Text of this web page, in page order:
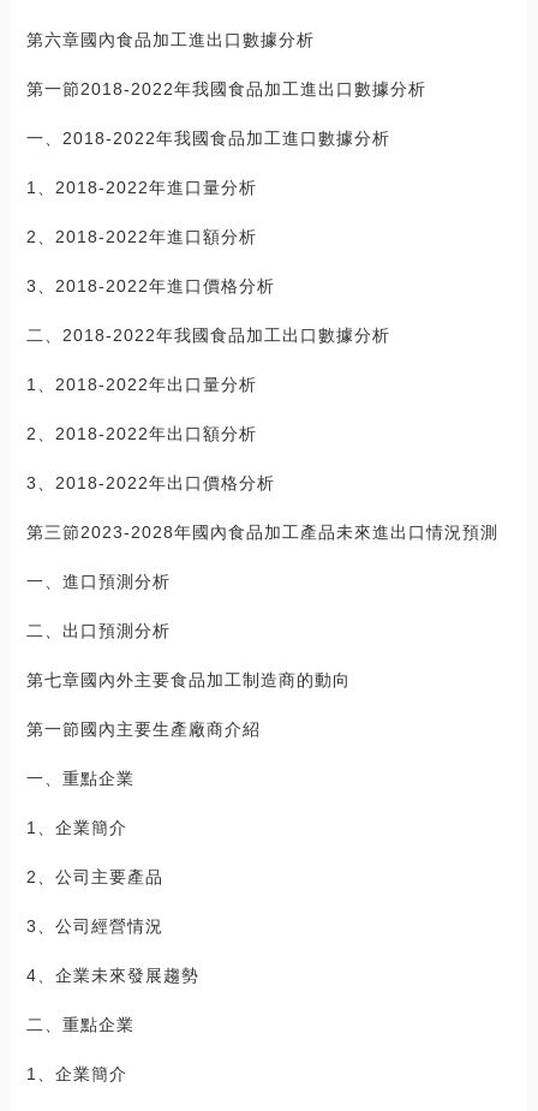
第六章國內食品加工進出口數據分析
第一節2018-2022年我國食品加工進出口數據分析
一、2018-2022年我國食品加工進口數據分析
1、2018-2022年進口量分析
2、2018-2022年進口額分析
3、2018-2022年進口價格分析
二、2018-2022年我國食品加工出口數據分析
1、2018-2022年出口量分析
2、2018-2022年出口額分析
3、2018-2022年出口價格分析
第三節2023-2028年國內食品加工產品未來進出口情況預測
一、進口預測分析
二、出口預測分析
第七章國內外主要食品加工制造商的動向
第一節國內主要生產廠商介紹
一、重點企業
1、企業簡介
2、公司主要產品
3、公司經營情況
4、企業未來發展趨勢
二、重點企業
1、企業簡介